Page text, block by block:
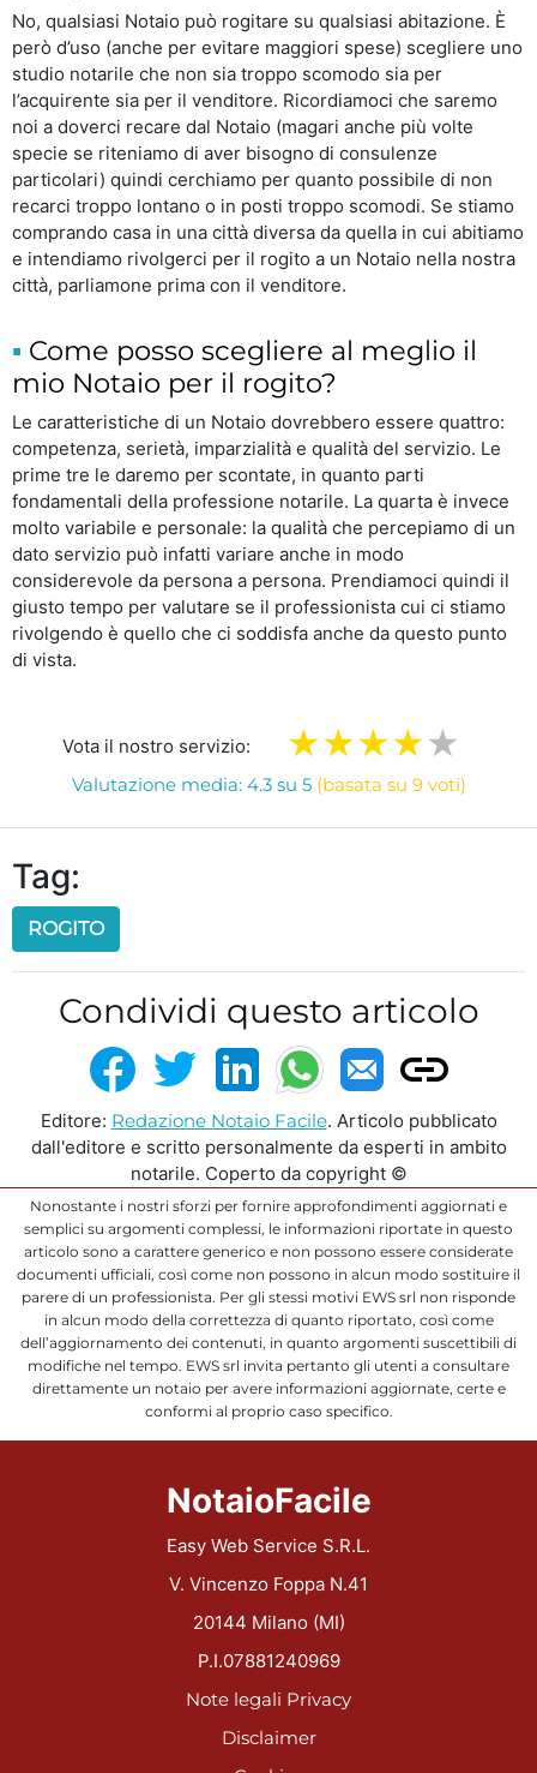
No, qualsiasi Notaio può rogitare su qualsiasi abitazione. È
però d’uso (anche per evitare maggiori spese) scegliere uno
studio notarile che non sia troppo scomodo sia per
l’acquirente sia per il venditore. Ricordiamoci che saremo
noi a doverci recare dal Notaio (magari anche più volte
specie se riteniamo di aver bisogno di consulenze
particolari) quindi cerchiamo per quanto possibile di non
recarci troppo lontano o in posti troppo scomodi. Se stiamo
comprando casa in una città diversa da quella in cui abitiamo
e intendiamo rivolgerci per il rogito a un Notaio nella nostra
città, parliamone prima con il venditore.
Come posso scegliere al meglio il
mio Notaio per il rogito?
Le caratteristiche di un Notaio dovrebbero essere quattro:
competenza, serietà, imparzialità e qualità del servizio. Le
prime tre le daremo per scontate, in quanto parti
fondamentali della professione notarile. La quarta è invece
molto variabile e personale: la qualità che percepiamo di un
dato servizio può infatti variare anche in modo
considerevole da persona a persona. Prendiamoci quindi il
giusto tempo per valutare se il professionista cui ci stiamo
rivolgendo è quello che ci soddisfa anche da questo punto
di vista.
Vota il nostro servizio:
Valutazione media: 4.3 su 5 (basata su 9 voti)
Tag:
ROGITO
Condividi questo articolo
Editore: Redazione Notaio Facile. Articolo pubblicato
dall'editore e scritto personalmente da esperti in ambito
notarile. Coperto da copyright ©
Nonostante i nostri sforzi per fornire approfondimenti aggiornati e
semplici su argomenti complessi, le informazioni riportate in questo
articolo sono a carattere generico e non possono essere considerate
documenti ufficiali, così come non possono in alcun modo sostituire il
parere di un professionista. Per gli stessi motivi EWS srl non risponde
in alcun modo della correttezza di quanto riportato, così come
dell’aggiornamento dei contenuti, in quanto argomenti suscettibili di
modifiche nel tempo. EWS srl invita pertanto gli utenti a consultare
direttamente un notaio per avere informazioni aggiornate, certe e
conformi al proprio caso specifico.
NotaioFacile
Easy Web Service S.R.L.
V. Vincenzo Foppa N.41
20144 Milano (MI)
P.I.07881240969
Note legali Privacy
Disclaimer